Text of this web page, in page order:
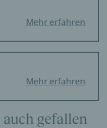
Mehr erfahren
Mehr erfahren
gefallen